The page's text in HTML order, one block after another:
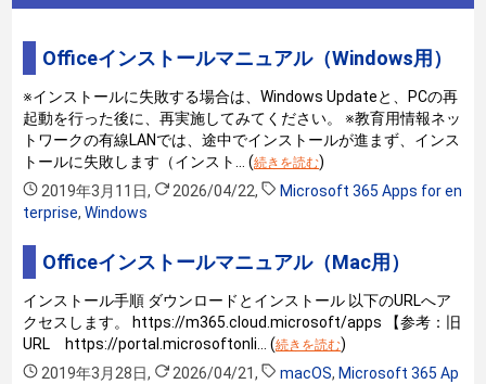
Officeインストールマニュアル（Windows用）
※インストールに失敗する場合は、Windows Updateと、PCの再
起動を行った後に、再実施してみてください。 ※教育用情報ネッ
トワークの有線LANでは、途中でインストールが進まず、インス
トールに失敗します（インスト… (続きを読む)
2019年3月11日, 2026/04/22,
Microsoft 365 Apps for en
terprise,Windows
Officeインストールマニュアル（Mac用）
インストール手順 ダウンロードとインストール 以下のURLへア
クセスします。 https://m365.cloud.microsoft/apps 【参考：旧
URL https://portal.microsoftonli… (続きを読む)
2019年3月28日, 2026/04/21, macOS, Microsoft 365 Ap